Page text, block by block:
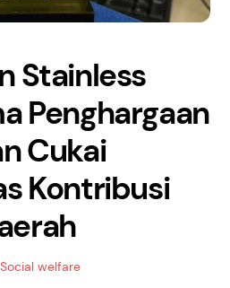
Stainless
Penghargaan
Cukai
Kontribusi
Social welfare